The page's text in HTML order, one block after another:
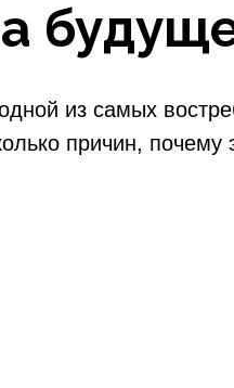
из самых
причин, почему